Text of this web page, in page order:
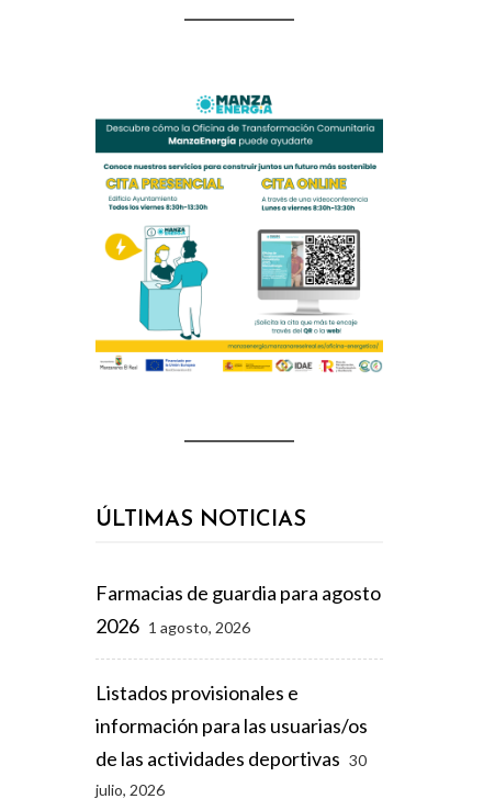
ÚLTIMAS NOTICIAS
Farmacias de guardia para agosto
2026 1 agosto, 2026
Listados provisionales e
información para las usuarias/os
de las actividades deportivas 30
julio, 2026